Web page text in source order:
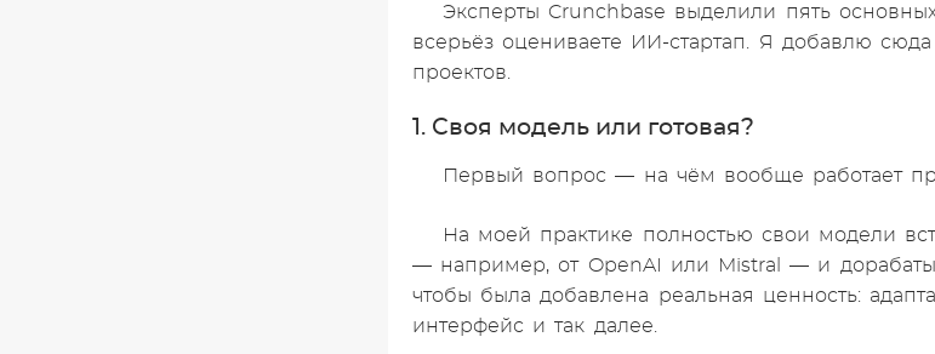
Эксперты Crunchbase выделили пять
всерьёз оцениваете ИИ-стартап. Я добавлю
проектов.
1. Своя модель или готовая?
Первый вопрос — на чём вообще работает
На моей практике полностью свои модели
— например, от OpenAI или Mistral — и
чтобы была добавлена реальная ценность:
интерфейс и так далее.